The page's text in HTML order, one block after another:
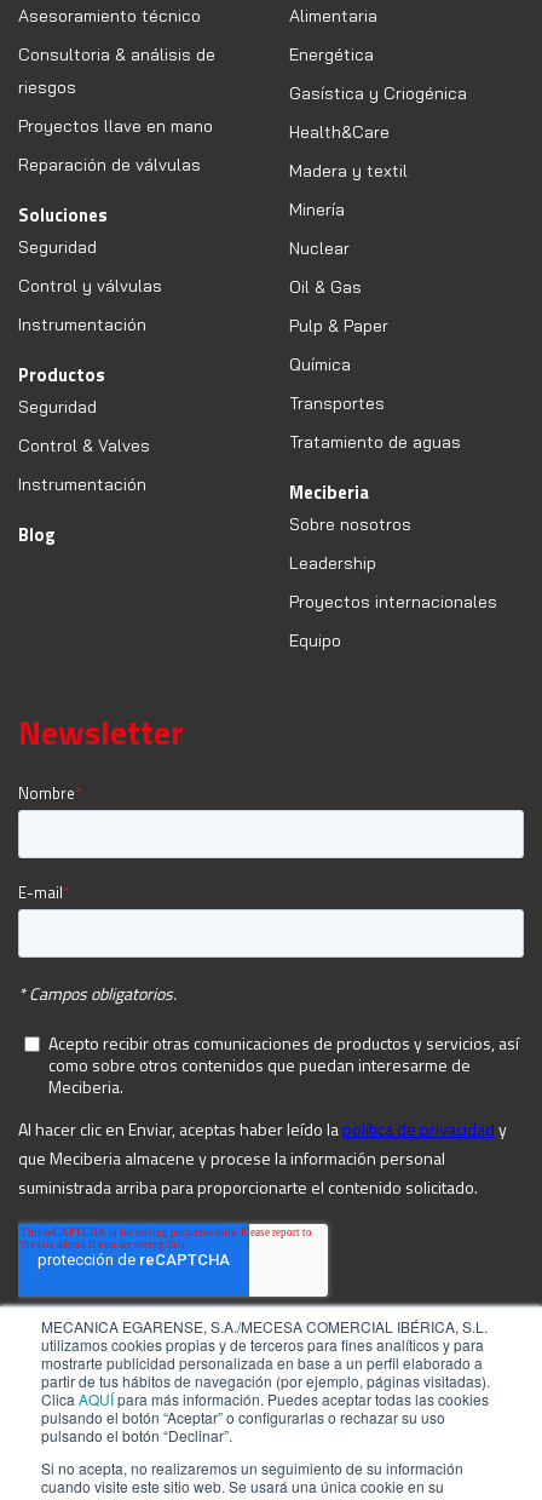
MECANICA EGARENSE, S.A./MECESA COMERCIAL IBÉRICA, S.L.
utilizamos cookies propias y de terceros para fines analíticos y para
mostrarte publicidad personalizada en base a un perfil elaborado a
partir de tus hábitos de navegación (por ejemplo, páginas visitadas).
Clica AQUÍpara más información. Puedes aceptar todas las cookies
pulsando el botón “Aceptar” o configurarlas o rechazar su uso
pulsando el botón “Declinar”.
Si no acepta, no realizaremos un seguimiento de su información
cuando visite este sitio web. Se usará una única cookie en su
Asesoramiento técnico
Consultoria & análisis de
riesgos
Proyectos llave en mano
Reparación de válvulas
Soluciones
Seguridad
Control y válvulas
Instrumentación
Productos
Seguridad
Control & Valves
Instrumentación
Blog
Alimentaria
Energética
Gasística y Criogénica
Health&Care
Madera y textil
Minería
Nuclear
Oil & Gas
Pulp & Paper
Química
Transportes
Tratamiento de aguas
Meciberia
Sobre nosotros
Leadership
Proyectos internacionales
Equipo